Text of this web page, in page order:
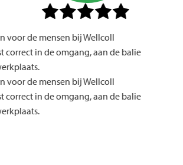
voor de mensen bij Wellcoll
correct in de omgang, aan de balie
voor de mensen bij Wellcoll
correct in de omgang, aan de balie